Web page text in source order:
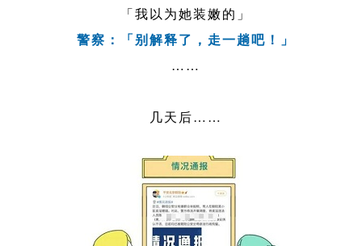
「我以为她装嫩的」
警察：「别解释了，走一趟吧！」
……
几天后……